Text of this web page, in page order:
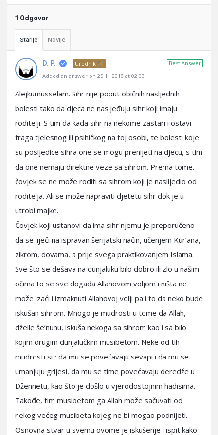
1 Odgovor
Starije Novije
Best Answer
D. P.
Urednik
Added an answer on 25.11.2018 at 02:03
Alejkumusselam. Sihr nije poput običnih nasljednih
bolesti tako da djeca ne nasljeđuju sihr koji imaju
roditelji. S tim da kada sihr na nekome zastari i ostavi
traga tjelesnog ili psihičkog na toj osobi, te bolesti koje
su posljedice sihra one se mogu prenijeti na djecu, s tim
da one nemaju direktne veze sa sihrom. Prema tome,
čovjek se ne može roditi sa sihrom koji je naslijedio od
roditelja. Ali se može napraviti djetetu sihr dok je u
utrobi majke.
Čovjek koji ustanovi da ima sihr njemu je preporučeno
da se liječi na ispravan šerijatski način, učenjem Kur’ana,
zikrom, dovama, a prije svega praktikovanjem Islama.
Sve što se dešava na dunjaluku bilo dobro ili zlo u našim
očima to se sve događa Allahovom voljom i ništa ne
može izaći i izmaknuti Allahovoj volji pa i to da neko bude
iskušan sihrom. Mnogo je mudrosti u tome da Allah,
dželle še’nuhu, iskuša nekoga sa sihrom kao i sa bilo
kojim drugim dunjalučkim musibetom. Neke od tih
mudrosti su: da mu se povećavaju sevapi i da mu se
umanjuju grijesi, da mu se time povećavaju deredže u
Džennetu, kao što je došlo u vjerodostojnim hadisima.
Takođe, tim musibetom ga Allah može sačuvati od
nekog većeg musibeta kojeg ne bi mogao podnijeti.
Osnovna stvar u svemu ovome je iskušenje i ispit kako